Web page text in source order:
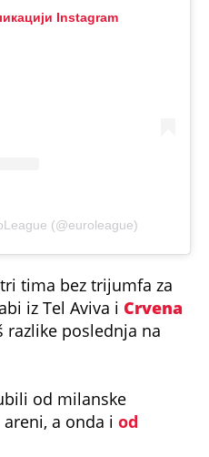
Instagram
(@euroleague)
tima bez trijumfa za
iz Tel Aviva i Crvena
razlike poslednja na
od milanske
a onda i od